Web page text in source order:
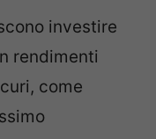
investire
rendimenti
come